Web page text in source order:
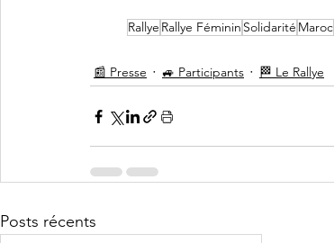
Rallye Rallye Féminin Solidarité Maroc
📰 Presse
🚙 Participants 🏁 Le Rallye
Posts récents